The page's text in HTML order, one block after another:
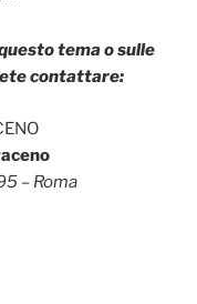
tema o sulle
contattare:
– Roma